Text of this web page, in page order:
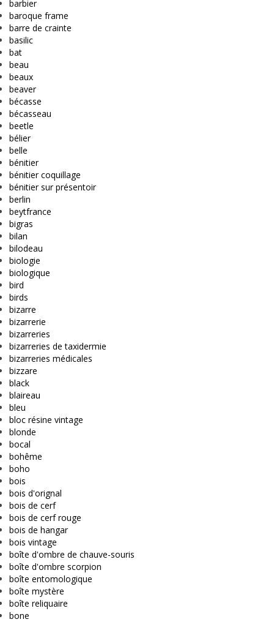
barbier
baroque frame
barre de crainte
basilic
bat
beau
beaux
beaver
bécasse
bécasseau
beetle
bélier
belle
bénitier
bénitier coquillage
bénitier sur présentoir
berlin
beytfrance
bigras
bilan
bilodeau
biologie
biologique
bird
birds
bizarre
bizarrerie
bizarreries
bizarreries de taxidermie
bizarreries médicales
bizzare
black
blaireau
bleu
bloc résine vintage
blonde
bocal
bohême
boho
bois
bois d'orignal
bois de cerf
bois de cerf rouge
bois de hangar
bois vintage
boîte d'ombre de chauve-souris
boîte d'ombre scorpion
boîte entomologique
boîte mystère
boîte reliquaire
bone